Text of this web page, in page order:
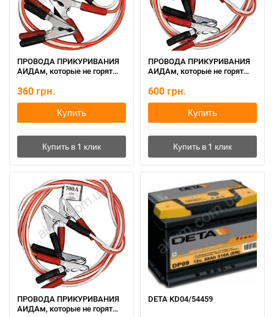
ПРОВОДА ПРИКУРИВАНИЯ
АИДАм, которые не горят
360 грн.
Купить
ПРОВОДА ПРИКУРИВАНИЯ
АИДАм, которые не горят
600 грн.
Купить
ПРОВОДА ПРИКУРИВАНИЯ
АИДАм, которые не горят
DETA KD04/54459